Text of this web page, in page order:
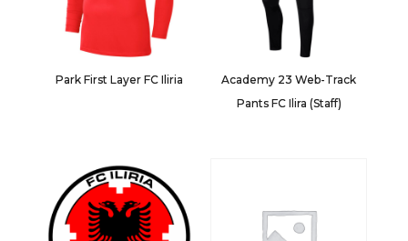
Park First Layer FC Iliria
Academy 23 Web-Track
Pants FC Ilira (Staff)